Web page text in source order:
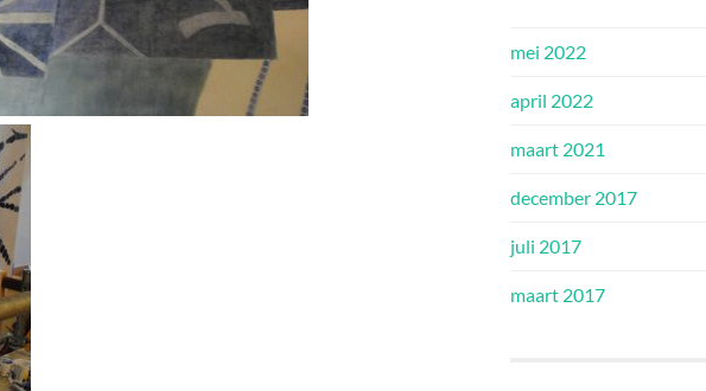
mei 2022
april 2022
maart 2021
december 2017
juli 2017
maart 2017